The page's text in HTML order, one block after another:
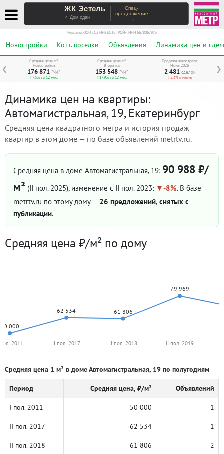
ЖК Эстель
✓ Дом сдан
Спец-
предложение
→
Реклама. ООО «СЗ ИНВЕСТСТРОЙ», ИНН 6678067973
Новостройки Котт. посёлки Объявления Динамика цен и
❮ ❯
Средняя цена м²
Новостройки
176 871 ₽/м²
↑ 7,5% за 12 мес.
Средняя цена м²
Вторичка
153 548 ₽/м²
↑ 17,9% за 12 мес.
Продажи новостроек
Июль 2026
2 481 сделок
↓ 5,3% к июню
Динамика цен на квартиры:
Автомагистральная, 19, Екатеринбург
Средняя цена квадратного метра и история продаж
квартир в этом доме — по базе объявлений metrtv.ru.
Средняя цена в доме Автомагистральная, 19: 90 988 ₽/
м² (II пол. 2025), изменение с II пол. 2023: -8%. В базе
metrtv.ru по этому дому — 26 предложений, снятых с
публикации.
Средняя цена ₽/м² по дому
50 000
62 534 61 806
79 969
2011 II пол. 2017 II пол. 2018 II пол. 2019
Средняя цена 1 м² в доме Автомагистральная, 19 по полугодиям
Период Средняя цена, ₽/м² Объявлений
I пол. 2011 50 000 1
II пол. 2017 62 534 1
II пол. 2018 61 806 2